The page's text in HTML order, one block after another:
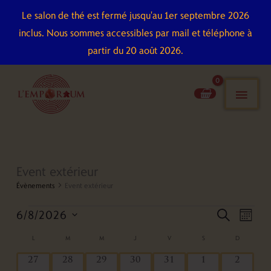
Le salon de thé est fermé jusqu'au 1er septembre 2026
inclus. Nous sommes accessibles par mail et téléphone à
partir du 20 août 2026.
contenu
Event extérieur
Évènements Event extérieur
Évènements
Recherchemois
6/8/2026
date.
Calendrier
de
M M J V S D
0
27
0
28
0
29
0
30
0
31
0
0
2